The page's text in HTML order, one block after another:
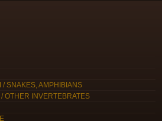
SNAKES, AMPHIBIANS
OTHER INVERTEBRATES